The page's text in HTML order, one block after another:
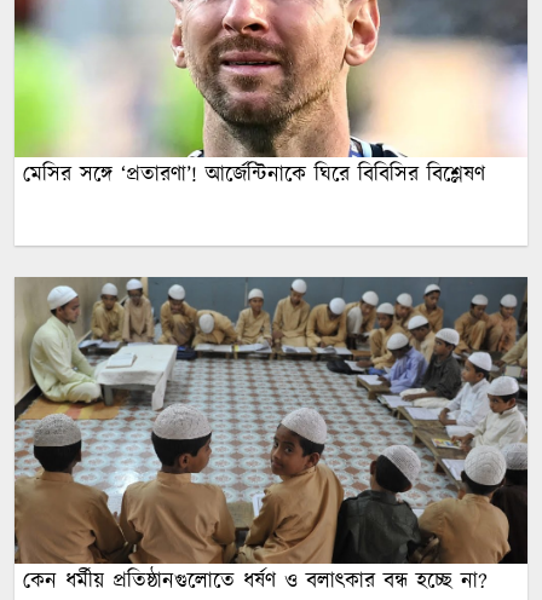
মেসির সঙ্গে ‘প্রতারণা’! আর্জেন্টিনাকে ঘিরে বিবিসির বিশ্লেষণ
কেন ধর্মীয় প্রতিষ্ঠানগুলোতে ধর্ষণ ও বলাৎকার বন্ধ হচ্ছে না?